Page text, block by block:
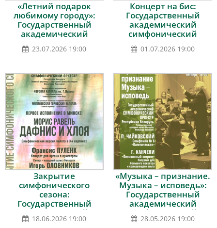
«Летний подарок
любимому городу»:
Государственный
академический
симфонический
оркестр Республики
Александр Анисимов,
солист – Александр
Данилов (фортепиано)
23.07.2026 19:00
Концерт на бис:
Государственный
академический
симфонический
оркестр Республики
Беларусь, дирижёр –
01.07.2026 19:00
Закрытие
симфонического
сезона:
Государственный
академический
симфонический
18.06.2026 19:00
«Музыка – признание.
Музыка – исповедь»:
Государственный
академический
симфонический
оркестр Республики
28.05.2026 19:00